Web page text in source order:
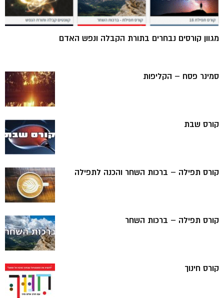
מגוון קורסים נבחרים בתורת הקבלה ונפש האדם
סמינר פסח – הקליפות
קורס שבת
קורס תפילה – ברכות השחר והכנה לתפילה
קורס תפילה – ברכות השחר
קורס חינוך